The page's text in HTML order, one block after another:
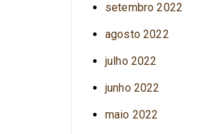
setembro 2022
agosto 2022
julho 2022
junho 2022
maio 2022